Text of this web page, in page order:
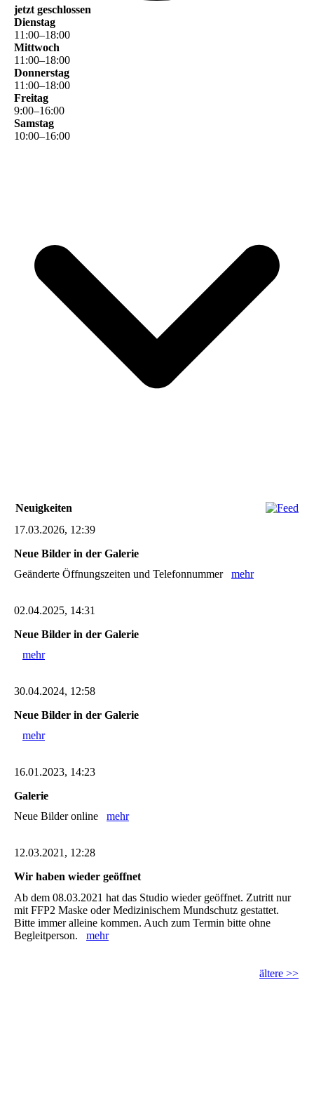
jetzt geschlossen
Dienstag
11 :00–18:00
Mittwoch
11 :00–18:00
Donnerstag
11 :00–18:00
Freitag
9:00–16:00
Samstag
10:00–16:00
Neuigkeiten
17.03.2026, 12:39
Neue Bilder in der Galerie
Geänderte Öffnungszeiten und Telefonnummer mehr
02.04.2025, 14:31
Neue Bilder in der Galerie
mehr
30.04.2024, 12:58
Neue Bilder in der Galerie
mehr
16.01.2023, 14:23
Galerie
Neue Bilder online mehr
12.03.2021, 12:28
Wir haben wieder geöffnet
Ab dem 08.03.2021 hat das Studio wieder geöffnet. Zutritt nur
mit FFP2 Maske oder Medizinischem Mundschutz gestattet.
Bitte immer alleine kommen. Auch zum Termin bitte ohne
Begleitperson. mehr
ältere >>